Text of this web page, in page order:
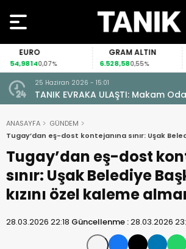
EURO
54,98140,07%
GRAM ALTIN
6.528,580,55%
25 Haziran 2026 - 15:01
TANIK EVRAKA ULAŞTI: Makam
Ruhsatsız Çıktı!
ANASAYFA
GÜNDEM
Tugay’dan eş-dost kontejanına sınır: Uşak
özel kaleme almamış!
Tugay’dan eş-dost
sınır: Uşak Belediye
kızını özel kaleme
28.03.2026 22:18 Güncellenme :28.03.2026